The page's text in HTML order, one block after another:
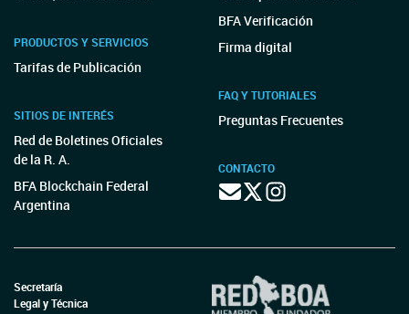
PRODUCTOS Y SERVICIOS
Tarifas de Publicación
SITIOS DE INTERÉS
Red de Boletines Oficiales
de la R. A.
BFA Blockchain Federal
Argentina
BFA Verificación
Firma digital
FAQ Y TUTORIALES
Preguntas Frecuentes
CONTACTO
Secretaría
Legal y Técnica